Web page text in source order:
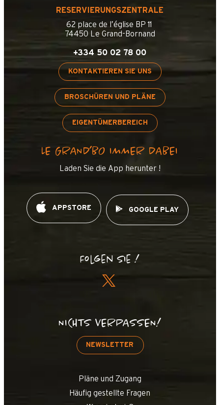
RESERVIERUNGSZENTRALE
62 place de l’église BP 11
74450 Le Grand-Bornand
+334 50 02 78 00
KONTAKTIEREN SIE UNS
BROSCHÜREN UND PLÄNE
EIGENTÜMERBEREICH
LE GRAND’BO IMMER DABEI
Laden Sie die App herunter !
APPSTORE GOOGLE PLAY
Folgen Sie !
NICHTS VERPASSEN!
NEWSLETTER
Pläne und Zugang
Häufig gestellte Fragen